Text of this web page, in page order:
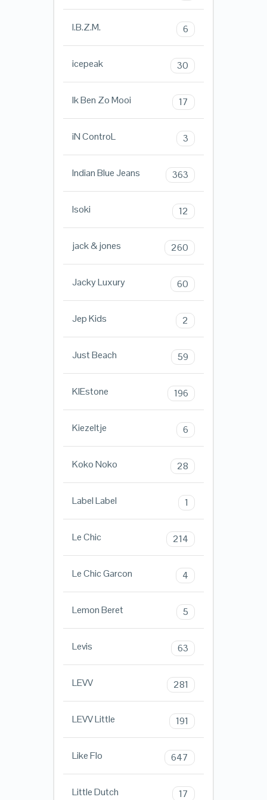
I.B.Z.M. 6
icepeak 30
Ik Ben Zo Mooi 17
iN ControL 3
Indian Blue Jeans 363
Isoki 12
jack & jones 260
Jacky Luxury 60
Jep Kids 2
Just Beach 59
KIEstone 196
Kiezeltje 6
Koko Noko 28
Label Label 1
Le Chic 214
Le Chic Garcon 4
Lemon Beret 5
Levis 63
LEVV 281
LEVV Little 191
Like Flo 647
Little Dutch 17